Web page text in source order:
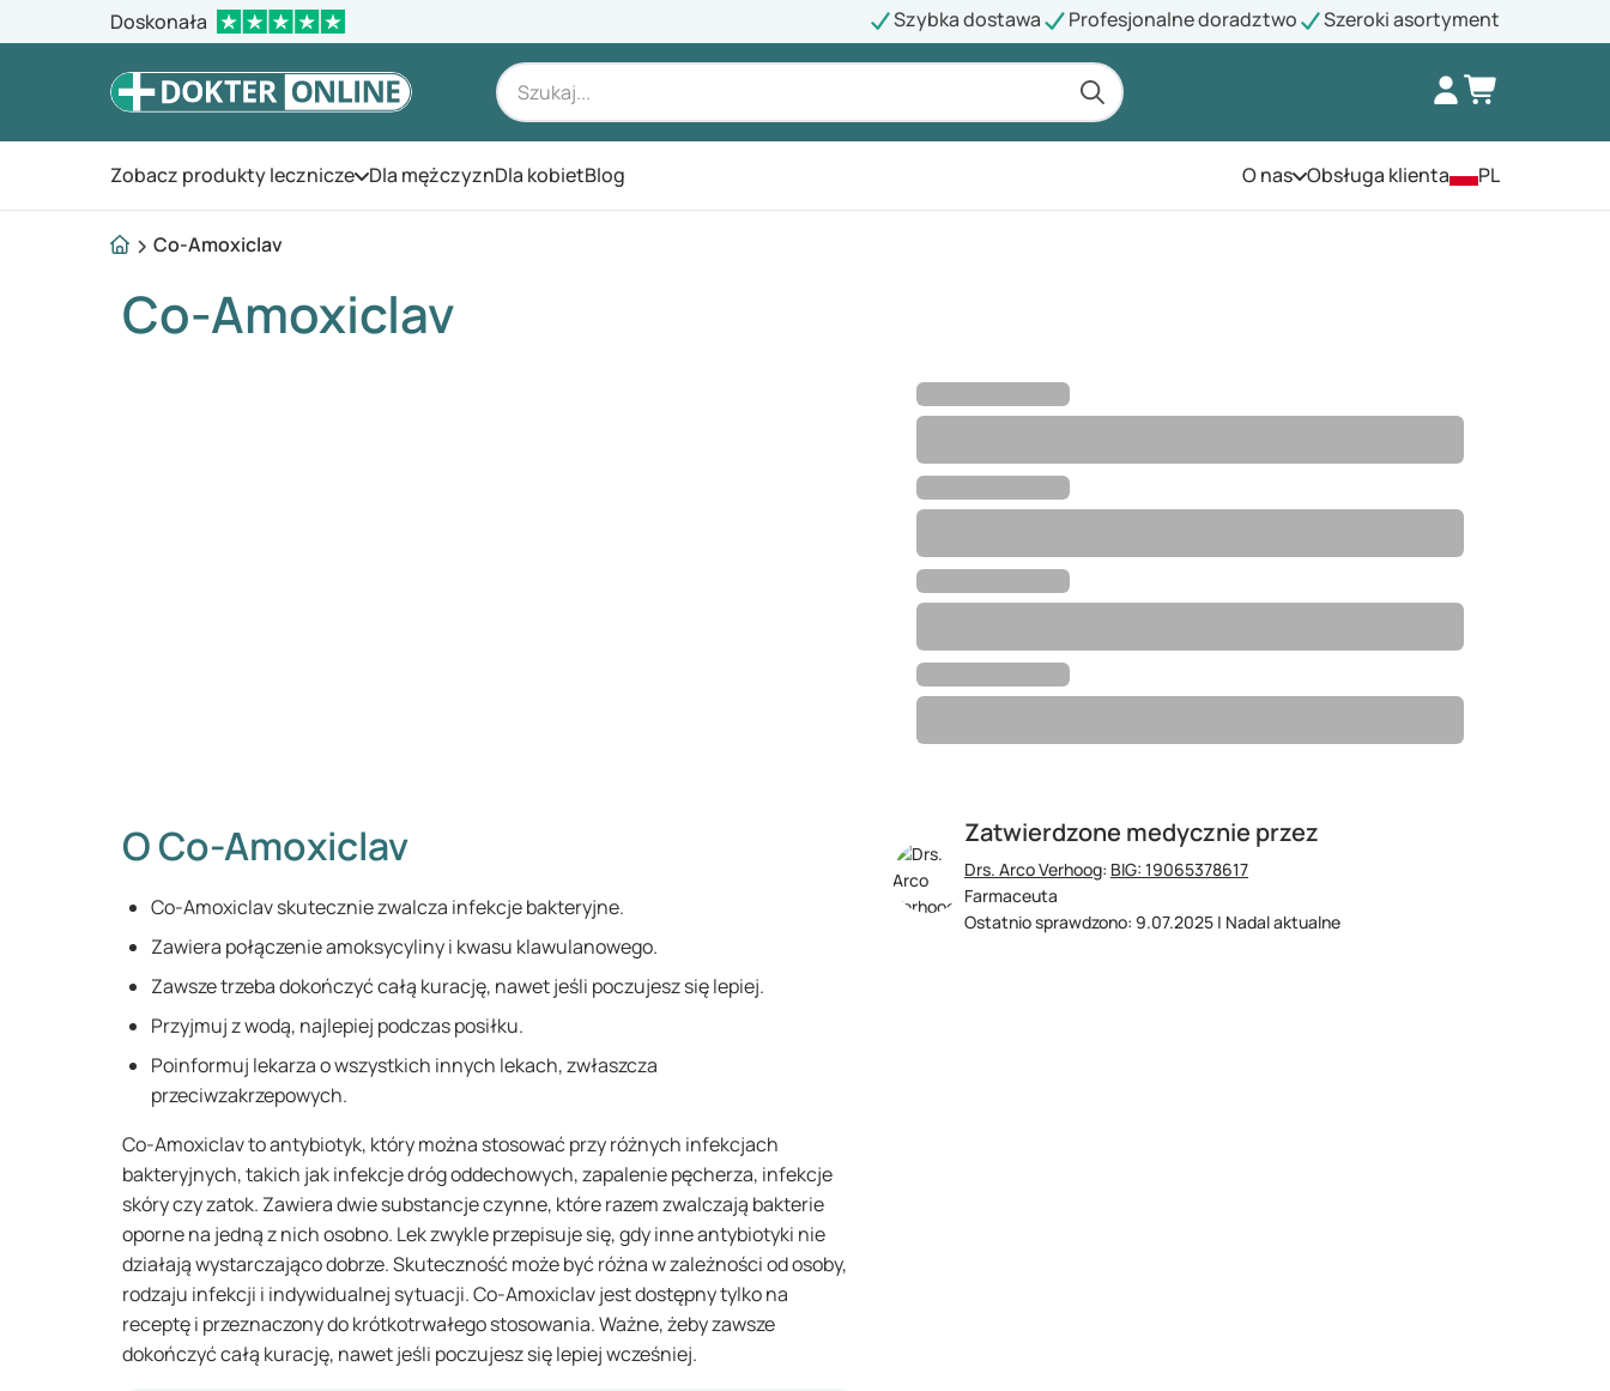
Doskonała Szybka dostawa Profesjonalne doradztwo Szeroki asortyment
Zobacz produkty leczniczeOtwórz menu
Dla mężczyznDla kobietBlog O nasOtwórz menu
Obsługa klienta PL
Co-Amoxiclav
Co-Amoxiclav
Zatwierdzone medycznie przez
Drs. Arco Verhoog: BIG: 19065378617
Farmaceuta
Ostatnio sprawdzono: 9.07.2025 | Nadal aktualne
O Co-Amoxiclav
Co-Amoxiclav skutecznie zwalcza infekcje bakteryjne.
Zawiera połączenie amoksycyliny i kwasu klawulanowego.
Zawsze trzeba dokończyć całą kurację, nawet jeśli poczujesz się lepiej.
Przyjmuj z wodą, najlepiej podczas posiłku.
Poinformuj lekarza o wszystkich innych lekach, zwłaszcza
przeciwzakrzepowych.
Co-Amoxiclav to antybiotyk, który można stosować przy różnych infekcjach
bakteryjnych, takich jak infekcje dróg oddechowych, zapalenie pęcherza, infekcje
skóry czy zatok. Zawiera dwie substancje czynne, które razem zwalczają bakterie
oporne na jedną z nich osobno. Lek zwykle przepisuje się, gdy inne antybiotyki nie
działają wystarczająco dobrze. Skuteczność może być różna w zależności od osoby,
rodzaju infekcji i indywidualnej sytuacji. Co-Amoxiclav jest dostępny tylko na
receptę i przeznaczony do krótkotrwałego stosowania. Ważne, żeby zawsze
dokończyć całą kurację, nawet jeśli poczujesz się lepiej wcześniej.